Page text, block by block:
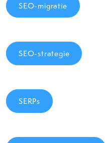
SEO-migratie
SEO-strategie
SERPs